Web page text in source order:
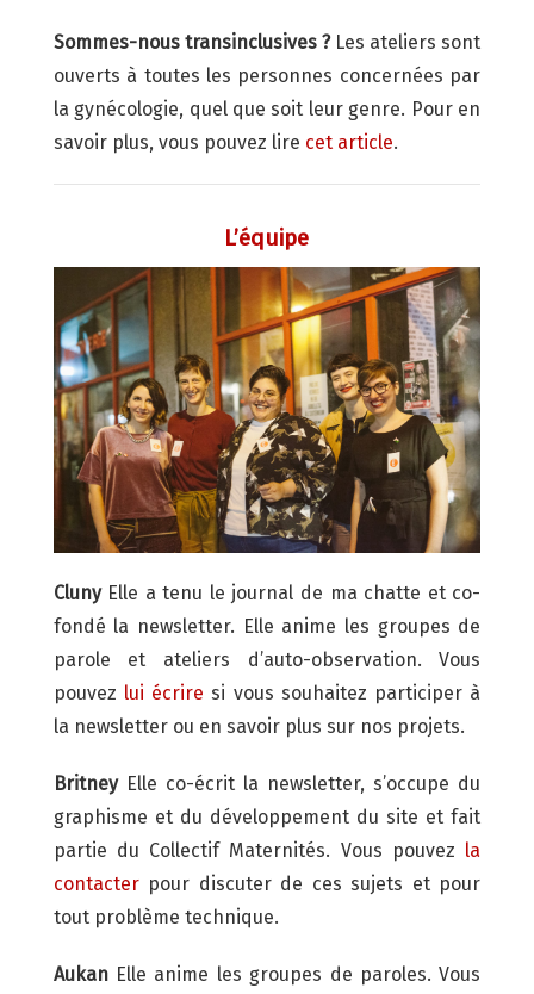
Sommes-nous transinclusives ?Les ateliers sont
ouverts à toutes les personnes concernées par
la gynécologie, quel que soit leur genre. Pour en
savoir plus, vous pouvez lire cet article.
L’équipe
ClunyElle a tenu le journal de ma chatte et co-
fondé la newsletter. Elle anime les groupes de
parole et ateliers d’auto-observation. Vous
pouvez lui écrire si vous souhaitez participer à
la newsletter ou en savoir plus sur nos projets.
BritneyElle co-écrit la newsletter, s’occupe du
graphisme et du développement du site et fait
partie du Collectif Maternités. Vous pouvez la
contacterpour discuter de ces sujets et pour
tout problème technique.
AukanElle anime les groupes de paroles. Vous